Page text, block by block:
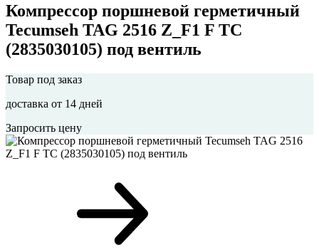
Компрессор поршневой герметичный
Tecumseh TAG 2516 Z_F1 F TC
(2835030105) под вентиль
Товар под заказ
доставка от 14 дней
Запросить цену